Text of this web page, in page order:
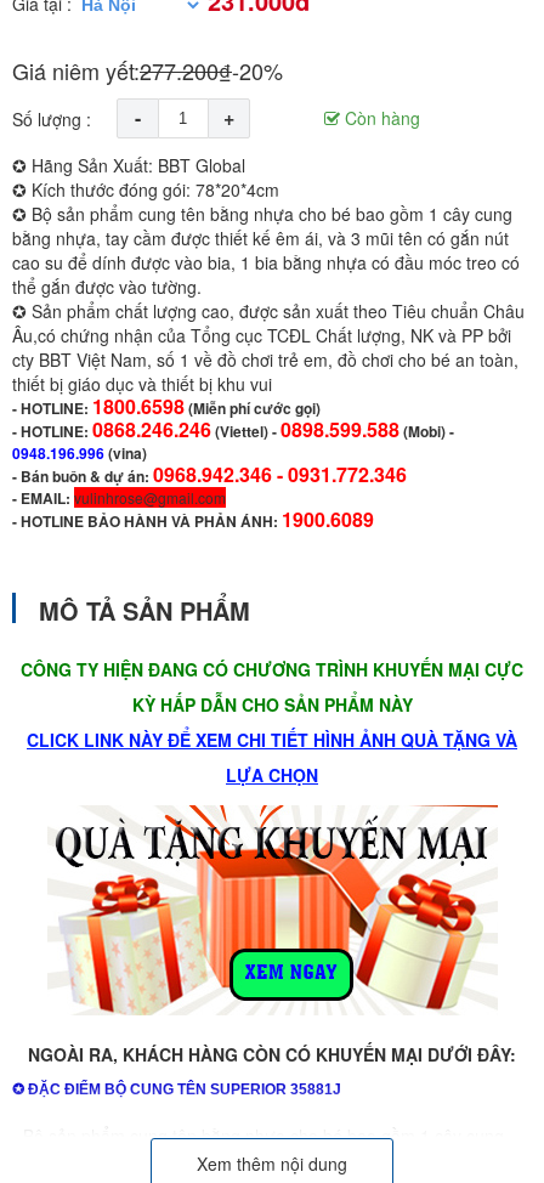
Giá niêm yết:277.200₫-20%
Số lượng : - +
Còn hàng
✪ Hãng Sản Xuất: BBT Global
✪ Kích thước đóng gói: 78*20*4cm
✪ Bộ sản phẩm cung tên bằng nhựa cho bé bao gồm 1 cây cung
bằng nhựa, tay cầm được thiết kế êm ái, và 3 mũi tên có gắn nút
cao su để dính được vào bia, 1 bia bằng nhựa có đầu móc treo có
thể gắn được vào tường.
✪ Sản phẩm chất lượng cao, được sản xuất theo Tiêu chuẩn Châu
Âu,có chứng nhận của Tổng cục TCĐL Chất lượng, NK và PP bởi
cty BBT Việt Nam, số 1 về đồ chơi trẻ em, đồ chơi cho bé an toàn,
thiết bị giáo dục và thiết bị khu vui
-HOTLINE: 1800.6598(Miễn phí cước gọi)
- HOTLINE: 0868.246.246(Viettel)-0898.599.588(Mobi) -
0948.196.996(vina)
- Bán buôn & dự án: 0968.942.346 -0931.772.346
- EMAIL: vulinhrose@gmail.com
-HOTLINE BẢO HÀNH VÀ PHẢN ÁNH: 1900.6089
MÔ TẢ SẢN PHẨM
CÔNG TY HIỆN ĐANG CÓ CHƯƠNG TRÌNH KHUYẾN MẠI CỰC
KỲ HẤP DẪN CHO SẢN PHẨM NÀY
CLICK LINK NÀY ĐỂ XEM CHI TIẾT HÌNH ẢNH QUÀ TẶNG VÀ
LỰA CHỌN
NGOÀI RA, KHÁCH HÀNG CÒN CÓ KHUYẾN MẠI DƯỚI ĐÂY:
✪ ĐẶC ĐIỂM BỘ CUNG TÊN SUPERIOR 35881J
- Bộ sản phẩm cung tên bằng nhựa cho bé bao gồm 1 cây cung
bằng nhựa, tay cầm được thiết kế êm ái, và 3 mũi tên có gắn nút
Xem thêm nội dung